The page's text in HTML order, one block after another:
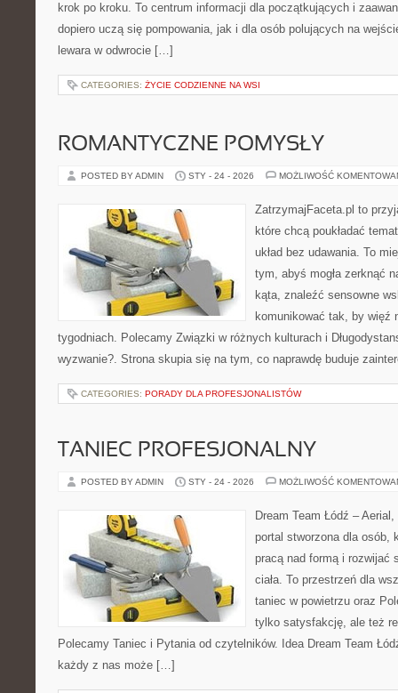
krok po kroku. To centrum informacji dla początkujących i
dopiero uczą się pompowania, jak i dla osób polujących na
lewara w odwrocie […]
CATEGORIES: ŻYCIE CODZIENNE NA WSI
ROMANTYCZNE POMYSŁY
POSTED BY ADMIN STY - 24 - 2026 MOŻLIWOŚĆ
ZatrzymajFaceta.pl to
które chcą poukładać
układ bez udawania. To
tym, abyś mogła zerknąć
kąta, znaleźć sensowne
komunikować tak, by więź
tygodniach. Polecamy Związki w różnych kulturach i
wyzwanie?. Strona skupia się na tym, co naprawdę buduje
CATEGORIES: PORADY DLA PROFESJONALISTÓW
TANIEC PROFESJONALNY
POSTED BY ADMIN STY - 24 - 2026 MOŻLIWOŚĆ
Dream Team Łódź –
portal stworzona dla osób,
pracą nad formą i rozwijać
ciała. To przestrzeń dla
taniec w powietrzu oraz
tylko satysfakcję, ale też
Polecamy Taniec i Pytania od czytelników. Idea Dream Team
każdy z nas może […]